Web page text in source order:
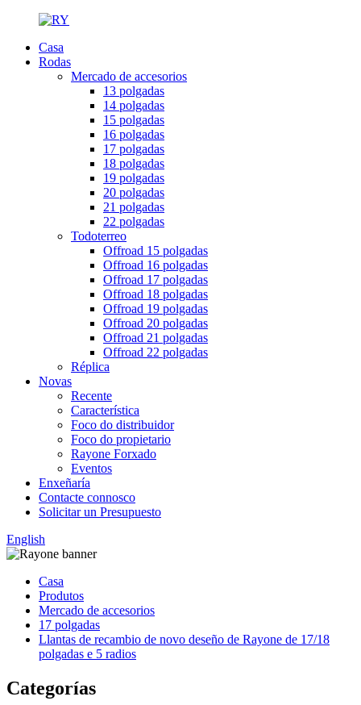
Casa
Rodas
Mercado de accesorios
13 polgadas
14 polgadas
15 polgadas
16 polgadas
17 polgadas
18 polgadas
19 polgadas
20 polgadas
21 polgadas
22 polgadas
Todoterreo
Offroad 15 polgadas
Offroad 16 polgadas
Offroad 17 polgadas
Offroad 18 polgadas
Offroad 19 polgadas
Offroad 20 polgadas
Offroad 21 polgadas
Offroad 22 polgadas
Réplica
Novas
Recente
Característica
Foco do distribuidor
Foco do propietario
Rayone Forxado
Eventos
Enxeñaría
Contacte connosco
Solicitar un Presupuesto
English
Casa
Produtos
Mercado de accesorios
17 polgadas
Llantas de recambio de novo deseño de Rayone de 17/18
polgadas e 5 radios
Categorías